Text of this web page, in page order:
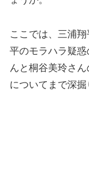
ここでは、三浦
平のモラハラ疑
んと桐谷美玲さ
についてまで深掘